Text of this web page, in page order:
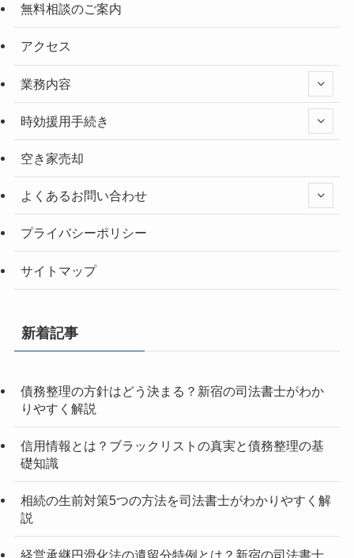
無料相談のご案内
アクセス
業務内容
時効援用手続き
空き家売却
よくあるお問い合わせ
プライバシーポリシー
サイトマップ
新着記事
債務整理の方針はどう決まる？新宿の司法書士がわか
りやすく解説
信用情報とは？ブラックリストの真実と債務整理の基
礎知識
相続の生前対策5つの方法を司法書士がわかりやすく解
説
経営承継円滑化法の遺留分特例とは？新宿の司法書士